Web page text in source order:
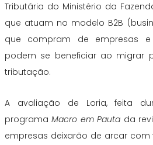
Tributária do Ministério da
que atuam no modelo B2B
que compram de empresas
podem se beneficiar ao migrar
tributação.
A avaliação de Loria, feita
programaMacro em Pauta da
empresas deixarão de arcar com